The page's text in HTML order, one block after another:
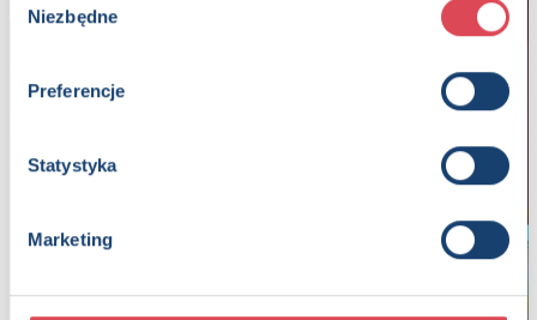
zgody
Niezbędne
Preferencje
Statystyka
Marketing